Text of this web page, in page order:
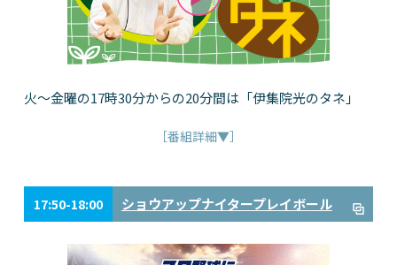
火～金曜の17時30分からの20分間は「伊集院光のタネ」
［番組詳細▼］
17:50-18:00 ショウアップナイタープレイボール